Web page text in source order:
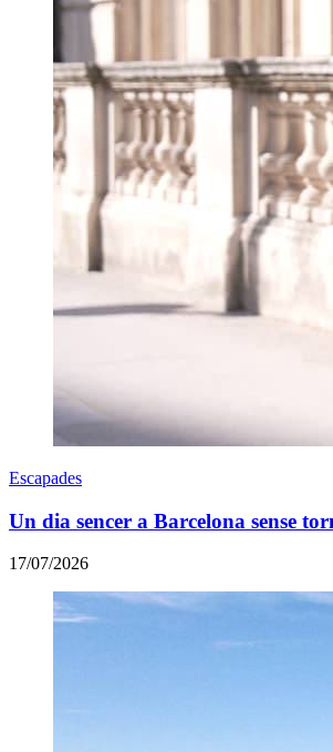
Escapades
Un dia sencer a Barcelona sense
17/07/2026